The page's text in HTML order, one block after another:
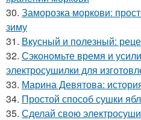
30. Заморозка моркови:
зиму
31. Вкусный и полезный:
32. Сэкономьте время и
электросушилки для
33. Марина Девятова:
34. Простой способ сушки
35. Сделай свою